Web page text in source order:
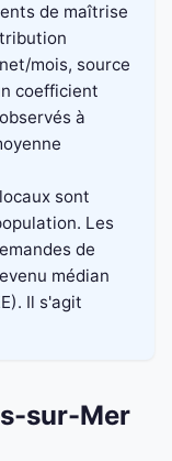
de maîtrise
mois, source
coefficient
à
sont
Les
de
médian
Il s'agit
sur-Mer